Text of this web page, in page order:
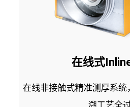
在线式
在线非接触式精准测厚系
溯工艺全